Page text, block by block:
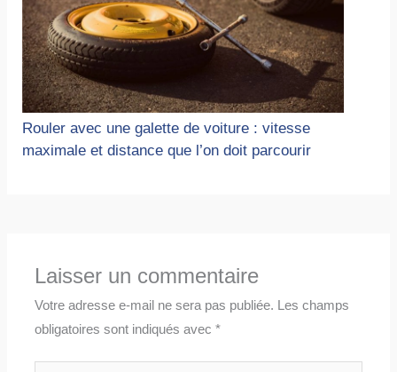
Rouler avec une galette de voiture : vitesse
maximale et distance que l’on doit parcourir
Laisser un commentaire
Votre adresse e-mail ne sera pas publiée.
Les champs
obligatoires sont indiqués avec*